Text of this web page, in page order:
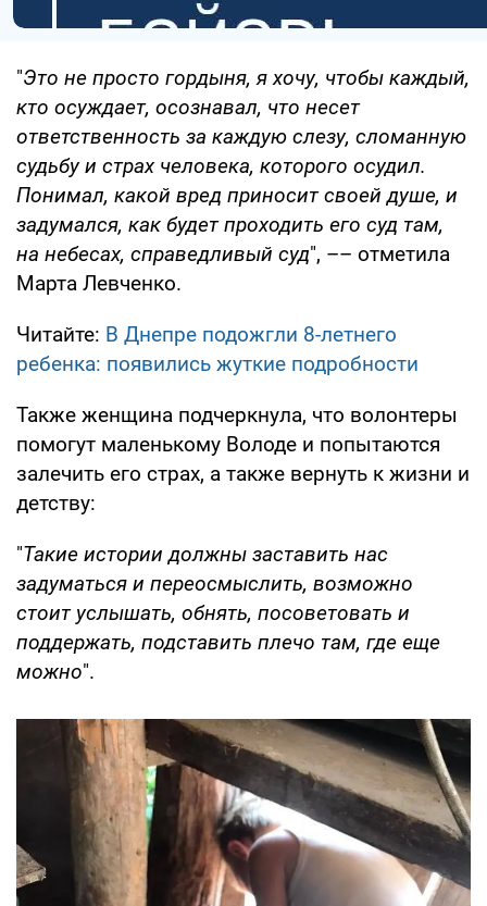
"Это не просто гордыня, я хочу, чтобы каждый,
кто осуждает, осознавал, что несет
ответственность за каждую слезу, сломанную
судьбу и страх человека, которого осудил.
Понимал, какой вред приносит своей душе, и
задумался, как будет проходить его суд там,
на небесах, справедливый суд", –– отметила
Марта Левченко.
Читайте: В Днепре подожгли 8-летнего
ребенка: появились жуткие подробности
Также женщина подчеркнула, что волонтеры
помогут маленькому Володе и попытаются
залечить его страх, а также вернуть к жизни и
детству:
"Такие истории должны заставить нас
задуматься и переосмыслить, возможно
стоит услышать, обнять, посоветовать и
поддержать, подставить плечо там, где еще
можно".